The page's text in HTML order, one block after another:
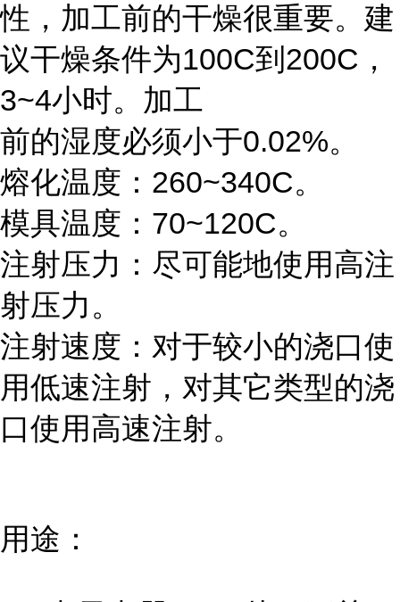
性，加工前的干燥很重要。建
议干燥条件为100C到200C，
3~4小时。加工
前的湿度必须小于0.02%。
熔化温度：260~340C。
模具温度：70~120C。
注射压力：尽可能地使用高注
射压力。
注射速度：对于较小的浇口使
用低速注射，对其它类型的浇
口使用高速注射。
用途：